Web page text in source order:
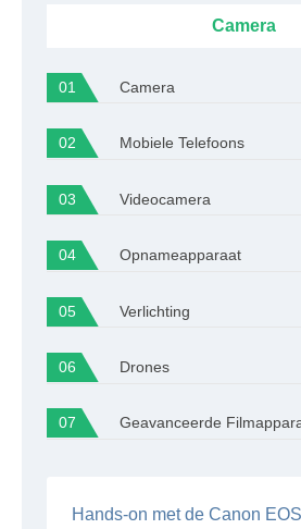
Camera
Camera
Mobiele Telefoons
Videocamera
Opnameapparaat
Verlichting
Drones
Geavanceerde
Hands-on met de Canon EOS